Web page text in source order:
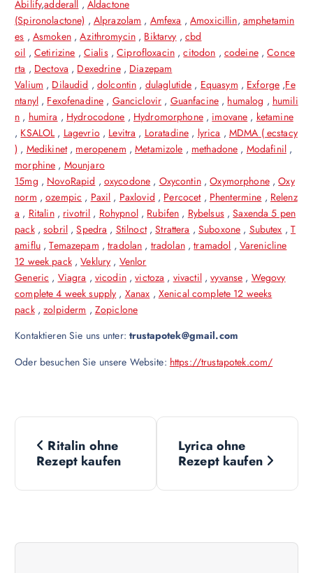
Abilify,adderall , Aldactone
(Spironolactone) , Alprazolam , Amfexa , Amoxicillin, amphetamin
es , Asmoken,Azithromycin, Biktarvy , cbd
oil , Cetirizine , Cialis,Ciprofloxacin,citodon , codeine,Conce
rta , Dectova , Dexedrine, Diazepam
Valium , Dilaudid , dolcontin , dulaglutide , Equasym , Exforge ,Fe
ntanyl, Fexofenadine , Ganciclovir , Guanfacine, humalog , humili
n , humira , Hydrocodone , Hydromorphone, imovane , ketamine
, KSALOL, Lagevrio, Levitra , Loratadine , lyrica , MDMA ( ecstacy
) , Medikinet, meropenem ,Metamizole , methadone , Modafinil ,
morphine , Mounjaro
15mg , NovoRapid , oxycodone , Oxycontin,Oxymorphone,Oxy
norm ,ozempic , Paxil , Paxlovid , Percocet, Phentermine , Relenz
a , Ritalin, rivotril , Rohypnol, Rubifen , Rybelsus,Saxenda 5 pen
pack,sobril,Spedra , Stilnoct,Strattera ,Suboxone , Subutex ,T
amiflu,Temazepam ,tradolan , tradolan,tramadol , Varenicline
12 week pack,Veklury , Venlor
Generic , Viagra , vicodin,victoza , vivactil,vyvanse , Wegovy
complete 4 week supply , Xanax , Xenical complete 12 weeks
pack,zolpiderm , Zopiclone
Kontaktieren Sie uns unter:trustapotek@gmail.com
Oder besuchen Sie unsere Website: https://trustapotek.com/
N
v
i
Ritalin ohne
Rezept kaufen
Lyrica ohne
Rezept kaufen